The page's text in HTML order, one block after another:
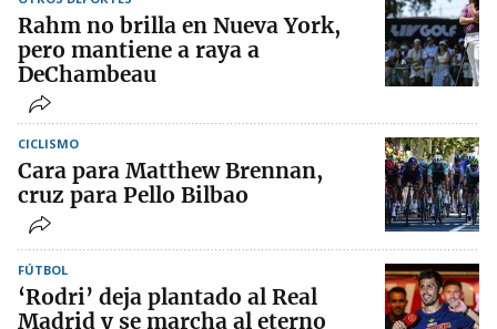
Rahm no brilla en Nueva York,
pero mantiene a raya a
DeChambeau
CICLISMO
Cara para Matthew Brennan,
cruz para Pello Bilbao
FÚTBOL
‘Rodri’ deja plantado al Real
Madrid y se marcha al eterno